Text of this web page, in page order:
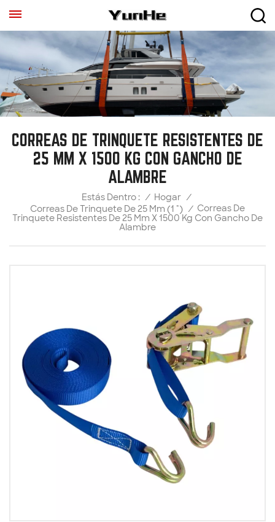
CORREAS DE TRINQUETE RESISTENTES DE
25 MM X 1500 KG CON GANCHO DE
ALAMBRE
Estás Dentro : / Hogar /
Correas De Trinquete De 25 Mm (1 ") / Correas De
Trinquete Resistentes De 25 Mm X 1500 Kg Con Gancho De
Alambre